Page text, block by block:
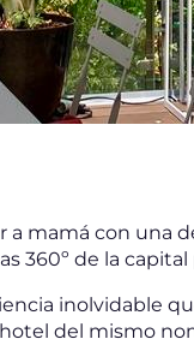
a mamá con una
360º de la
inolvidable
del mismo